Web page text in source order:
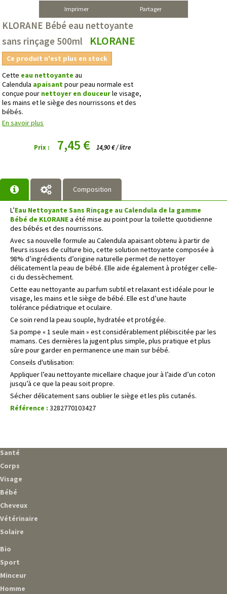
Imprimer Partager
KLORANE Bébé eau nettoyante
sans rinçage 500ml
KLORANE
Ce produit n'est plus en stock
Cette eau nettoyanteau
Calendula apaisant pour peau normale est
conçue pour nettoyer en douceurle visage,
les mains et le siège des nourrissons et des
bébés.
En savoir plus
Prix : 7,45 € 14,90 € / litre
Composition
L’Eau Nettoyante Sans Rinçage au Calendula de la gamme
Bébé de KLORANEa été mise au point pour la toilette quotidienne
des bébés et des nourrissons.
Avec sa nouvelle formule au Calendula apaisant obtenu à partir de
fleurs issues de culture bio, cette solution nettoyante composée à
98% d’ingrédients d’origine naturelle permet de nettoyer
délicatement la peau de bébé. Elle aide également à protéger celle-
ci du dessèchement.
Cette eau nettoyante au parfum subtil et relaxant est idéale pour le
visage, les mains et le siège de bébé. Elle est d’une haute
tolérance pédiatrique et oculaire.
Ce soin rend la peau souple, hydratée et protégée.
Sa pompe « 1 seule main » est considérablement plébiscitée par les
mamans. Ces dernières la jugent plus simple, plus pratique et plus
sûre pour garder en permanence une main sur bébé.
Conseils d'utilisation:
Appliquer l’eau nettoyante micellaire chaque jour à l’aide d’un coton
jusqu’à ce que la peau soit propre.
Sécher délicatement sans oublier le siège et les plis cutanés.
Référence : 3282770103427
Santé
Corps
Visage
Bébé
Cheveux
Vétérinaire
Solaire
Bio
Sport
Minceur
Homme